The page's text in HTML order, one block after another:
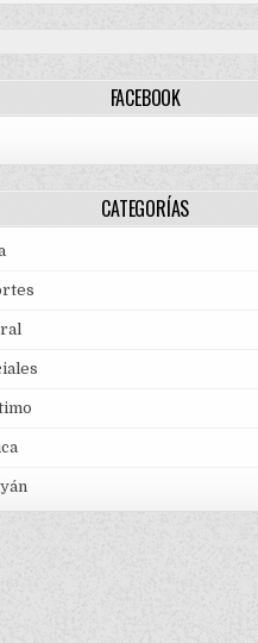
FACEBOOK
CATEGORÍAS